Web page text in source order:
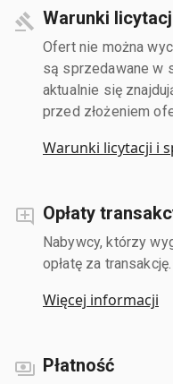
Warunki
Ofert nie można
są sprzedawane w
aktualnie się
przed złożeniem
Warunki licytacji i
Opłaty
Nabywcy, którzy
opłatę za transakcję.
Więcej informacji
Płatność